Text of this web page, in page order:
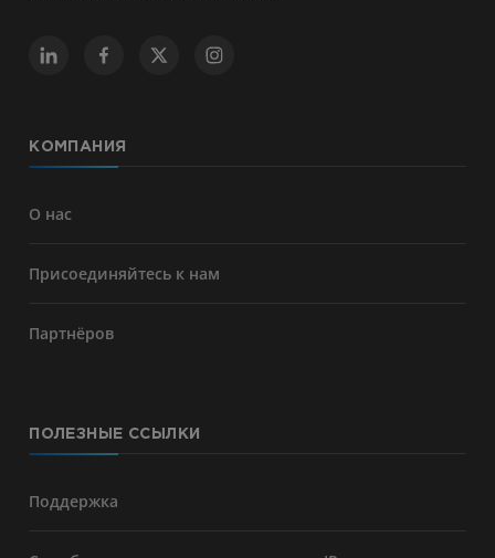
КОМПАНИЯ
О нас
Присоединяйтесь к нам
Партнёров
ПОЛЕЗНЫЕ ССЫЛКИ
Поддержка